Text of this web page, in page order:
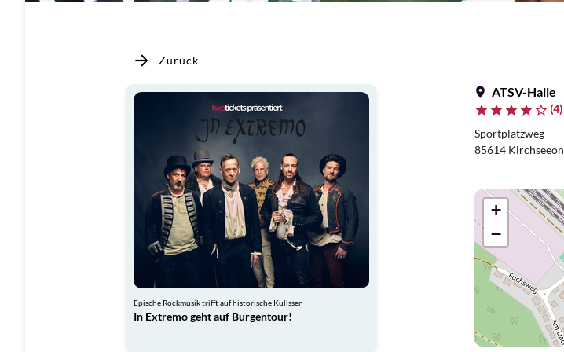
Zurück
Epische Rockmusik trifft auf historische Kulissen
In Extremo geht auf Burgentour!
ATSV-Halle
(4)
Sportplatzweg
85614 Kirchseeon
+
−